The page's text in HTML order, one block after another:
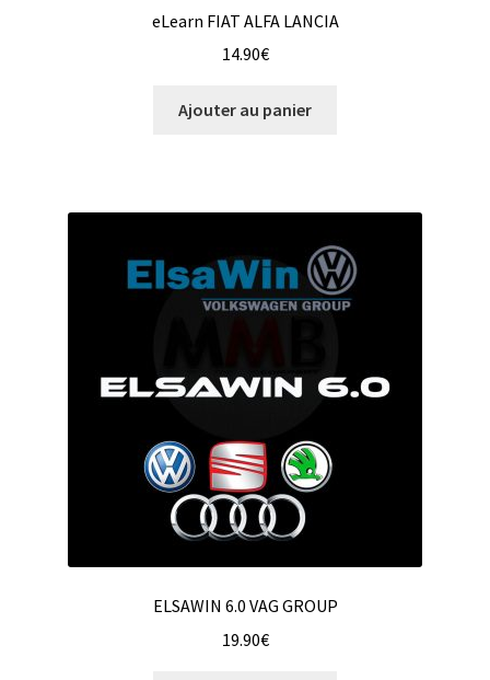
eLearn FIAT ALFA LANCIA
14.90€
Ajouter au panier
ELSAWIN 6.0 VAG GROUP
19.90€